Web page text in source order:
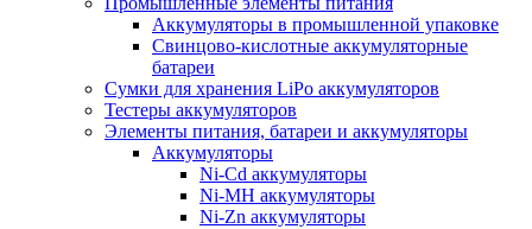
Аккумуляторы в промышленной упаковке
Свинцово-кислотные аккумуляторные
батареи
Сумки для хранения LiPo аккумуляторов
Тестеры аккумуляторов
Элементы питания, батареи и аккумуляторы
Аккумуляторы
Ni-Cd аккумуляторы
Ni-MH аккумуляторы
Ni-Zn аккумуляторы